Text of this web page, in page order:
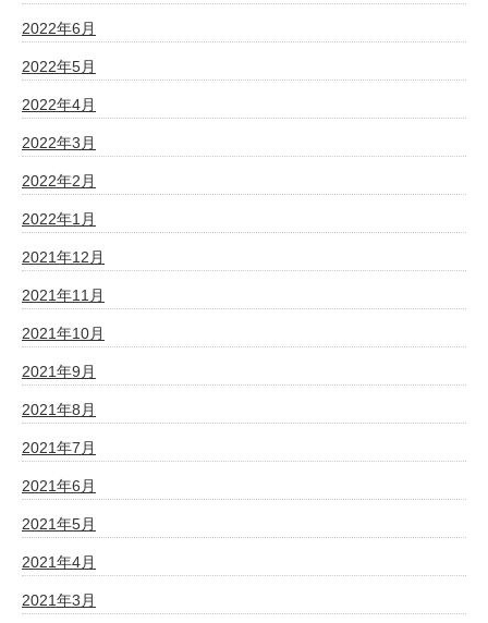
2022年6月
2022年5月
2022年4月
2022年3月
2022年2月
2022年1月
2021年12月
2021年11月
2021年10月
2021年9月
2021年8月
2021年7月
2021年6月
2021年5月
2021年4月
2021年3月